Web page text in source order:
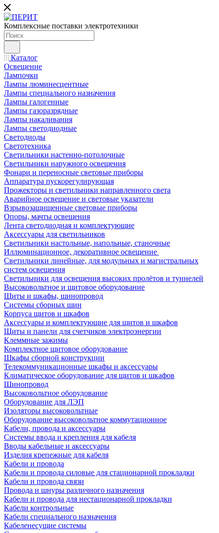
Комплексные поставки электротехники
Каталог
Освещение
Лампочки
Лампы люминесцентные
Лампы специального назначения
Лампы галогенные
Лампы газоразрядные
Лампы накаливания
Лампы светодиодные
Светодиоды
Светотехника
Светильники настенно-потолочные
Светильники наружного освещения
Фонари и переносные световые приборы
Аппаратура пускорегулирующая
Прожекторы и светильники направленного света
Аварийное освещение и световые указатели
Взрывозащищенные световые приборы
Опоры, мачты освещения
Лента светодиодная и комплектующие
Аксессуары для светильников
Светильники настольные, напольные, станочные
Иллюминационное, декоративное освещение
Светильники линейные, для модульных и магистральных
систем освещения
Светильники для освещения высоких пролётов и туннелей
Высоковольтное и щитовое оборудование
Щиты и шкафы, шинопровод
Системы сборных шин
Корпуса щитов и шкафов
Аксессуары и комплектующие для щитов и шкафов
Щиты и панели для счетчиков электроэнергии
Клеммные зажимы
Комплектное щитовое оборудование
Шкафы сборной конструкции
Телекоммуникационные шкафы и аксессуары
Климатическое оборудование для щитов и шкафов
Шинопровод
Высоковольтное оборудование
Оборудование для ЛЭП
Изоляторы высоковольтные
Оборудование высоковольтное коммутационное
Кабели, провода и аксессуары
Системы ввода и крепления для кабеля
Вводы кабельные и аксессуары
Изделия крепежные для кабеля
Кабели и провода
Кабели и провода силовые для стационарной прокладки
Кабели и провода связи
Провода и шнуры различного назначения
Кабели и провода для нестационарной прокладки
Кабели контрольные
Кабели специального назначения
Кабеленесущие системы